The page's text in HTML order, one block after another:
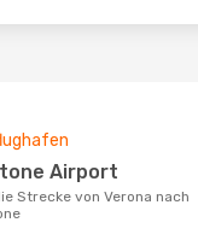
Airport